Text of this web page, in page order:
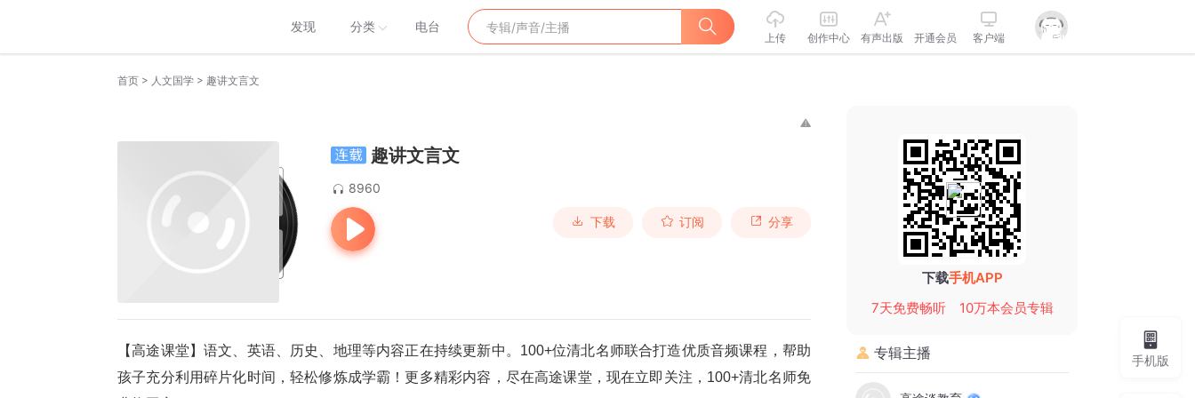
发现 分类 电台
上传 创作中心 有声出版 开通会员 客户端
首页 > 人文国学 > 趣讲文言文
趣讲文言文
8960
下载 订阅 分享
【高途课堂】语文、英语、历史、地理等内容正在持续更新中。100+位清北名师联合打造优质音频课程，帮助
孩子充分利用碎片化时间，轻松修炼成学霸！更多精彩内容，尽在高途课堂，现在立即关注，100+清北名师免
下载手机APP
7天免费畅听
10万本会员专辑
专辑主播 手机版